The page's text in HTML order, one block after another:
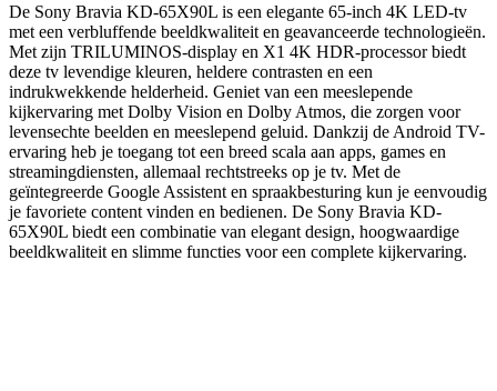
De Sony Bravia KD-65X90L is een elegante 65-inch 4K LED-tv
met een verbluffende beeldkwaliteit en geavanceerde technologieën.
Met zijn TRILUMINOS-display en X1 4K HDR-processor biedt
deze tv levendige kleuren, heldere contrasten en een
indrukwekkende helderheid. Geniet van een meeslepende
kijkervaring met Dolby Vision en Dolby Atmos, die zorgen voor
levensechte beelden en meeslepend geluid. Dankzij de Android TV-
ervaring heb je toegang tot een breed scala aan apps, games en
streamingdiensten, allemaal rechtstreeks op je tv. Met de
geïntegreerde Google Assistent en spraakbesturing kun je eenvoudig
je favoriete content vinden en bedienen. De Sony Bravia KD-
65X90L biedt een combinatie van elegant design, hoogwaardige
beeldkwaliteit en slimme functies voor een complete kijkervaring.